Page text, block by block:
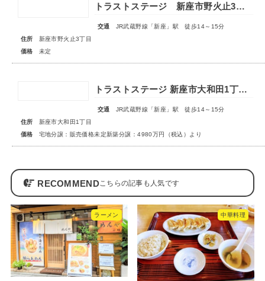
トラストステージ 新座市野火止3丁目55期 全15区画■第一期分譲 販売予告■
交通
JR武蔵野線「新座」駅 徒歩14～15分
住所
新座市野火止3丁目
価格
未定
トラストステージ 新座市大和田1丁目19期 全24区画◆第3期分譲 新築分譲住宅 販売開始◆◆第4期分譲 2次販売 宅地分譲 販売予告◆
交通
JR武蔵野線「新座」駅 徒歩14～15分
住所
新座市大和田1丁目
価格
宅地分譲：販売価格未定新築分譲：4980万円（税込）より
RECOMMEND
ラーメン 中華料理